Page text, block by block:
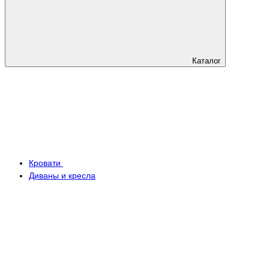
Каталог
Кровати
Диваны и кресла